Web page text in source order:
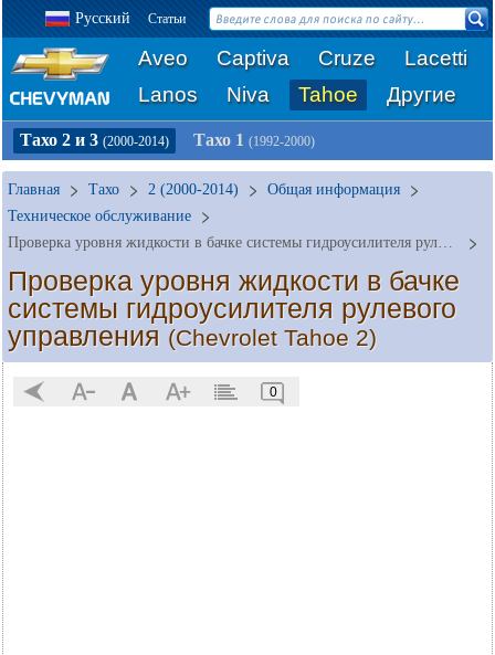
Русский Статьи
Aveo Captiva Cruze
Lacetti
Lanos
Niva Tahoe Другие
Тахо 2 и 3 (2000-2014) Тахо 1 (1992-2000)
Главная Тахо 2 (2000-2014)
Общая информация
Техническое обслуживание
Проверка уровня жидкости в бачке системы гидроусилителя рулевого управления
Проверка уровня жидкости в бачке
системы гидроусилителя рулевого
управления (Chevrolet Tahoe 2)
0